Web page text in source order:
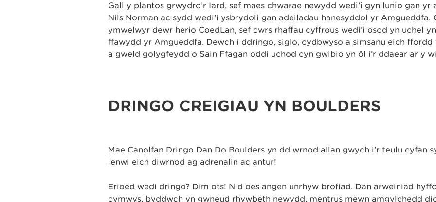
Gall y plantos grwydro’r Iard, sef maes chwarae newydd wedi’i gynllunio gan yr
Nils Norman ac sydd wedi’i ysbrydoli gan adeiladau hanesyddol yr Amgueddfa.
ymwelwyr dewr herio CoedLan, sef cwrs rhaffau cyffrous wedi’i osod yn uchel
ffawydd yr Amgueddfa. Dewch i ddringo, siglo, cydbwyso a simsanu eich ffordd
a gweld golygfeydd o Sain Ffagan oddi uchod cyn gwibio yn ôl i’r ddaear ar y
DRINGO CREIGIAU YN BOULDERS
Mae Canolfan Dringo Dan Do Boulders yn ddiwrnod allan gwych i’r teulu cyfan
lenwi eich diwrnod ag adrenalin ac antur!
Erioed wedi dringo? Dim ots! Nid oes angen unrhyw brofiad. Dan arweiniad
cymwys, byddwch yn gwneud rhywbeth newydd, mentrus mewn amgylchedd